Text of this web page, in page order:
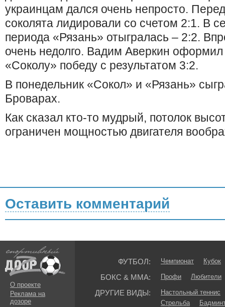
украинцам дался очень непросто.
соколята лидировали со счетом 2:1. В
периода «Рязань» отыгралась – 2:2.
очень недолго. Вадим Аверкин
«Соколу» победу с результатом 3:2.
В понедельник «Сокол» и «Рязань»
Броварах.
Как сказал кто-то мудрый, потолок
ограничен мощностью двигателя
Оставить комментарий
О проекте
Реклама на
дозоре
ФУТБОЛ: Чемпионат Кубок
БОКС & ММА: Профи Любители
ДРУГИЕ ВИДЫ:
Настольный теннис
Стрельба